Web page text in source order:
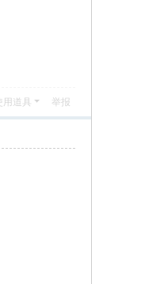
用道具 举报